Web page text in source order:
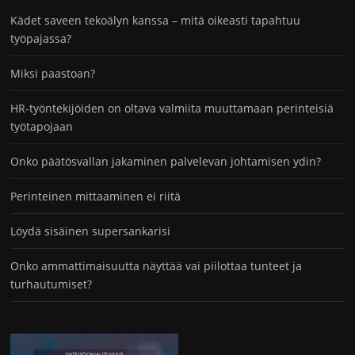
Kädet saveen tekoälyn kanssa – mitä oikeasti tapahtuu
työpajassa?
Miksi paastoan?
HR-työntekijöiden on oltava valmiita muuttamaan perinteisiä
työtapojaan
Onko päätösvallan jakaminen palvelevan johtamisen ydin?
Perinteinen mittaaminen ei riitä
Löydä sisäinen supersankarisi
Onko ammattimaisuutta näyttää vai piilottaa tunteet ja
turhautumiset?